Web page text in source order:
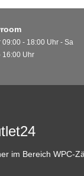
09:00 - 18:00 Uhr - Sa
16:00 Uhr
im Bereich WPC-